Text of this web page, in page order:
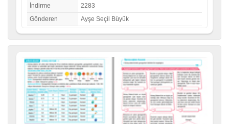
İndirme
2283
Gönderen
Ayşe Seçil Büyük